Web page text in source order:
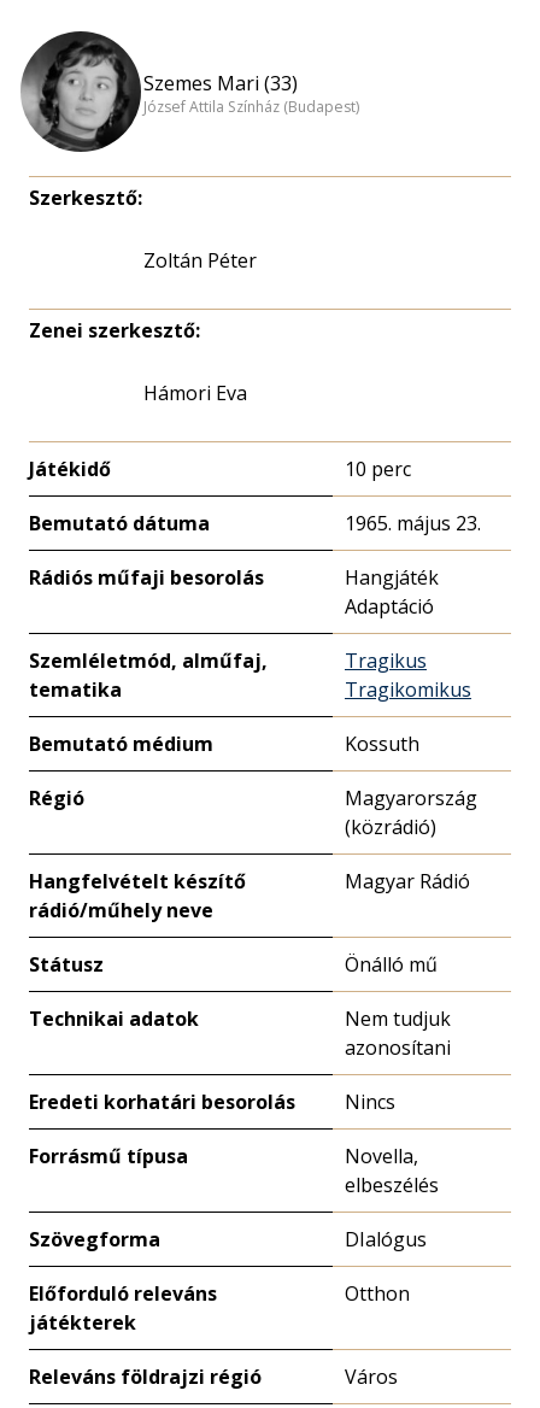
Szemes Mari (33)
József Attila Színház (Budapest)
Szerkesztő:
Zoltán Péter
Zenei szerkesztő:
Hámori Eva
Játékidő 10 perc
Bemutató dátuma 1965. május 23.
Rádiós műfaji besorolás
Hangjáték
Adaptáció
Szemléletmód, alműfaj,
tematika
Tragikus
Tragikomikus
Bemutató médium Kossuth
Régió
Magyarország
(közrádió)
Hangfelvételt készítő
rádió/műhely neve
Magyar Rádió
Státusz Önálló mű
Technikai adatok
Nem tudjuk
azonosítani
Eredeti korhatári besorolás Nincs
Forrásmű típusa
Novella,
elbeszélés
Szövegforma DIalógus
Előforduló releváns
játékterek
Otthon
Releváns földrajzi régió Város